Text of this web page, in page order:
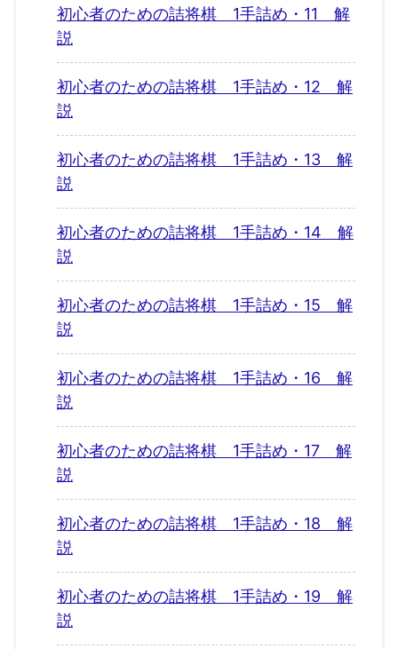
初心者のための詰将棋 1手詰め・11 解
説
初心者のための詰将棋 1手詰め・12 解
説
初心者のための詰将棋 1手詰め・13 解
説
初心者のための詰将棋 1手詰め・14 解
説
初心者のための詰将棋 1手詰め・15 解
説
初心者のための詰将棋 1手詰め・16 解
説
初心者のための詰将棋 1手詰め・17 解
説
初心者のための詰将棋 1手詰め・18 解
説
初心者のための詰将棋 1手詰め・19 解
説